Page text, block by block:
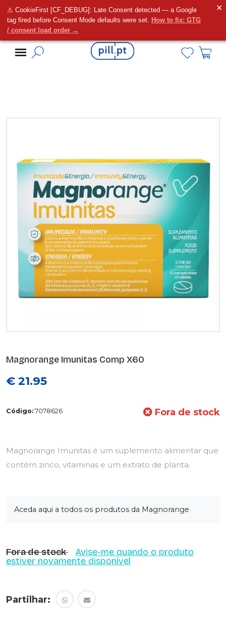
⚠ CookieFirst [CF_DEBUG]: Late Consent detected — a Google
tag fired before Consent Mode defaults were set. How to fix: GTG
/ consent load order →
✕
Alguma dúvida?
Magnorange Imunitas Comp X60
€ 21.95
Código: 7078626 Fora de stock
Magnorange Imunitas é um suplemento alimentar que
contém zinco, vitaminas e um extrato de planta.
Aceda aqui a todos os produtos da Magnorange
Fora de stock
Avise-me quando o produto
estiver novamente disponível
Partilhar: